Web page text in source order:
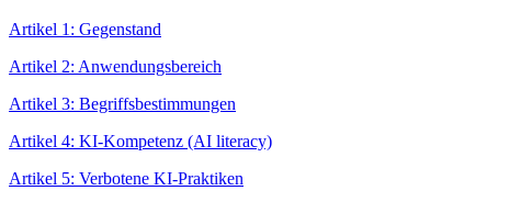
Artikel 1: Gegenstand
Artikel 2: Anwendungsbereich
Artikel 3: Begriffsbestimmungen
Artikel 4: KI-Kompetenz (AI literacy)
Artikel 5: Verbotene KI-Praktiken